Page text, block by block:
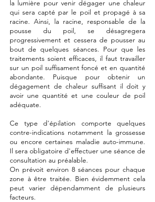
la lumière pour venir dégager une chaleur
qui sera capté par le poil et propagé à sa
racine. Ainsi, la racine, responsable de la
pousse du poil, se désagregera
progressivement et cessera de pousser au
bout de quelques séances. Pour que les
traitements soient efficaces, il faut travailler
sur un poil suffisament foncé et en quantité
abondante. Puisque pour obtenir un
dégagement de chaleur suffisant il doit y
avoir une quantité et une couleur de poil
adéquate.
Ce type d'épilation comporte quelques
contre-indications notamment la grossesse
ou encore certaines maladie auto-immune.
Il sera obligatoire d'effectuer une séance de
consultation au préalable.
On prévoit environ 8 séances pour chaque
zone à être traitée. Bien évidemment cela
peut varier dépendamment de plusieurs
facteurs.